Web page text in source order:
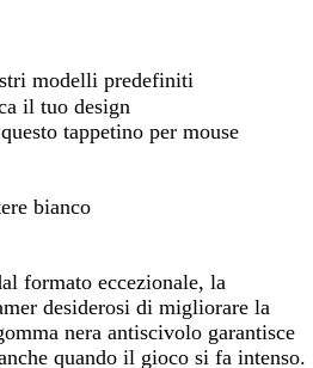
modelli predefiniti
il tuo design
tappetino per mouse
bianco
formato eccezionale, la
desiderosi di migliorare la
nera antiscivolo garantisce
quando il gioco si fa intenso.